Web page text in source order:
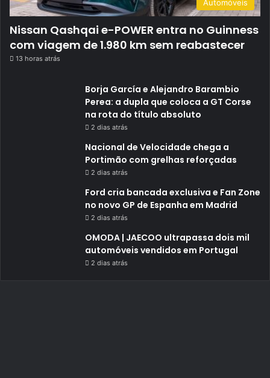
Automóveis
Nissan Qashqai e-POWER entra no Guinness
com viagem de 1.980 km sem reabastecer
13 horas atrás
Borja García e Alejandro Barambio
Perea: a dupla que coloca a GT Corse
na rota do título absoluto
2 dias atrás
Nacional de Velocidade chega a
Portimão com grelhas reforçadas
2 dias atrás
Ford cria bancada exclusiva e Fan Zone
no novo GP de Espanha em Madrid
2 dias atrás
OMODA | JAECOO ultrapassa dois mil
automóveis vendidos em Portugal
2 dias atrás